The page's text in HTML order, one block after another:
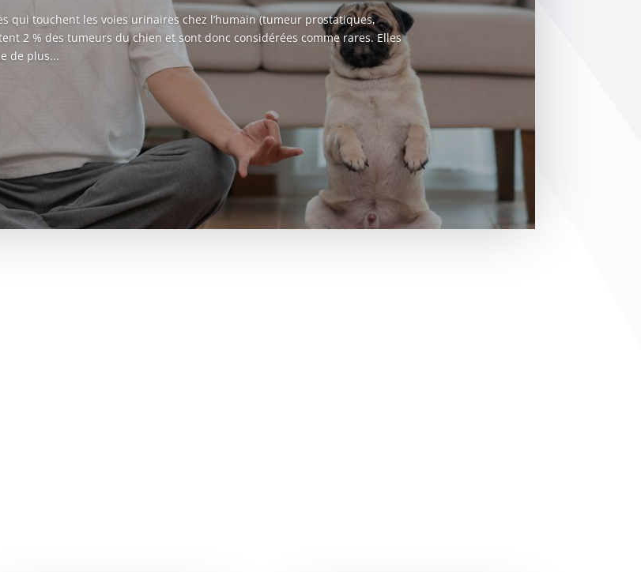
qui touchent les voies urinaires chez l’humain (tumeur prostatiques,
2 % des tumeurs du chien et sont donc considérées comme rares. Elles
de plus...